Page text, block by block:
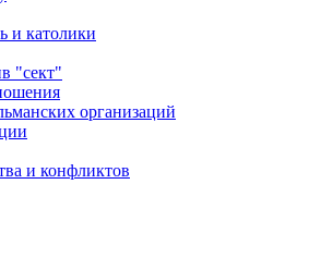
и католики
"сект"
организаций
и конфликтов